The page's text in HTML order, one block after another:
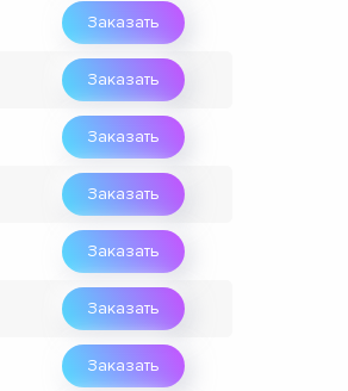
Заказать
Заказать
Заказать
Заказать
Заказать
Заказать
Заказать